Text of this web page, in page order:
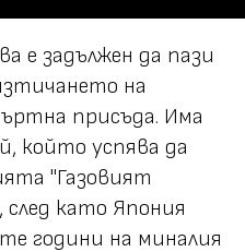
е задължен да пази
на
присъда. Има
който успява да
"Газовият
като Япония
години на миналия